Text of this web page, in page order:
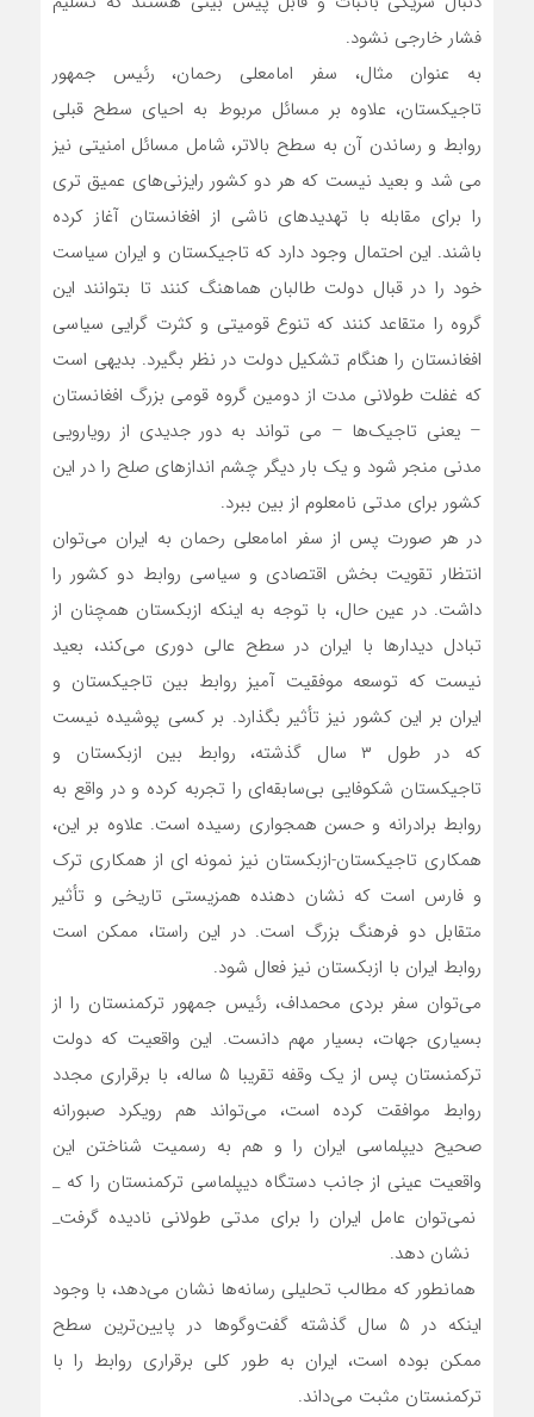
فشار خارجی نشود.
به عنوان مثال، سفر امامعلی رحمان، رئیس جمهور
تاجیکستان، علاوه بر مسائل مربوط به احیای سطح قبلی
روابط و رساندن آن به سطح بالاتر، شامل مسائل امنیتی نیز
می شد و بعید نیست که هر دو کشور رایزنی‌های عمیق تری
را برای مقابله با تهدیدهای ناشی از افغانستان آغاز کرده
باشند. این احتمال وجود دارد که تاجیکستان و ایران سیاست
خود را در قبال دولت طالبان هماهنگ کنند تا بتوانند این
گروه را متقاعد کنند که تنوع قومیتی و کثرت گرایی سیاسی
افغانستان را هنگام تشکیل دولت در نظر بگیرد. بدیهی است
که غفلت طولانی مدت از دومین گروه قومی بزرگ افغانستان
– یعنی تاجیک‌ها – می تواند به دور جدیدی از رویارویی
مدنی منجر شود و یک بار دیگر چشم اندازهای صلح را در این
کشور برای مدتی نامعلوم از بین ببرد.
در هر صورت پس از سفر امامعلی رحمان به ایران می‌توان
انتظار تقویت بخش اقتصادی و سیاسی روابط دو کشور را
داشت. در عین حال، با توجه به اینکه ازبکستان همچنان از
تبادل دیدارها با ایران در سطح عالی دوری می‌کند، بعید
نیست که توسعه موفقیت آمیز روابط بین تاجیکستان و
ایران بر این کشور نیز تأثیر بگذارد. بر کسی پوشیده نیست
که در طول ۳ سال گذشته، روابط بین ازبکستان و
تاجیکستان شکوفایی بی‌سابقه‌ای را تجربه کرده و در واقع به
روابط برادرانه و حسن همجواری رسیده است. علاوه بر این،
همکاری تاجیکستان-ازبکستان نیز نمونه ای از همکاری ترک
و فارس است که نشان دهنده همزیستی تاریخی و تأثیر
متقابل دو فرهنگ بزرگ است. در این راستا، ممکن است
روابط ایران با ازبکستان نیز فعال شود.
می‌توان سفر بردی محمداف، رئیس جمهور ترکمنستان را از
بسیاری جهات، بسیار مهم دانست. این واقعیت که دولت
ترکمنستان پس از یک وقفه تقریبا ۵ ساله، با برقراری مجدد
روابط موافقت کرده است، می‌تواند هم رویکرد صبورانه
صحیح دیپلماسی ایران را و هم به رسمیت شناختن این
واقعیت عینی از جانب دستگاه دیپلماسی ترکمنستان را که _
نمی‌توان عامل ایران را برای مدتی طولانی نادیده گرفت_
نشان دهد.
همانطور که مطالب تحلیلی رسانه‌ها نشان می‌دهد، با وجود
اینکه در ۵ سال گذشته گفت‌وگوها در پایین‌ترین سطح
ممکن بوده است، ایران به طور کلی برقراری روابط را با
ترکمنستان مثبت می‌داند.